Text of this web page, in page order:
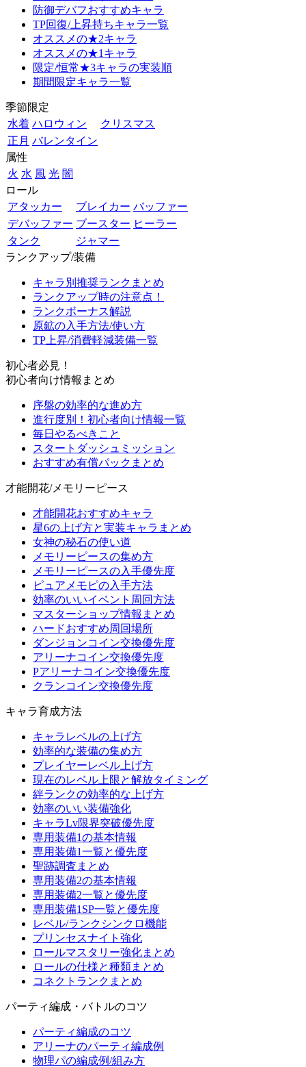
防御デバフおすすめキャラ
TP回復/上昇持ちキャラ一覧
オススメの★2キャラ
オススメの★1キャラ
限定/恒常★3キャラの実装順
期間限定キャラ一覧
季節限定
水着 ハロウィン
クリスマス
正月 バレンタイン
属性
火 水 風 光 闇
ロール
アタッカー
ブレイカー バッファー
デバッファー ブースター ヒーラー
タンク
ジャマー
ランクアップ/装備
キャラ別推奨ランクまとめ
ランクアップ時の注意点！
ランクボーナス解説
原鉱の入手方法/使い方
TP上昇/消費軽減装備一覧
初心者必見！
初心者向け情報まとめ
序盤の効率的な進め方
進行度別！初心者向け情報一覧
毎日やるべきこと
スタートダッシュミッション
おすすめ有償パックまとめ
才能開花/メモリーピース
才能開花おすすめキャラ
星6の上げ方と実装キャラまとめ
女神の秘石の使い道
メモリーピースの集め方
メモリーピースの入手優先度
ピュアメモピの入手方法
効率のいいイベント周回方法
マスターショップ情報まとめ
ハードおすすめ周回場所
ダンジョンコイン交換優先度
アリーナコイン交換優先度
Pアリーナコイン交換優先度
クランコイン交換優先度
キャラ育成方法
キャラレベルの上げ方
効率的な装備の集め方
プレイヤーレベル上げ方
現在のレベル上限と解放タイミング
絆ランクの効率的な上げ方
効率のいい装備強化
キャラLv限界突破優先度
専用装備1の基本情報
専用装備1一覧と優先度
聖跡調査まとめ
専用装備2の基本情報
専用装備2一覧と優先度
専用装備1SP一覧と優先度
レベル/ランクシンクロ機能
プリンセスナイト強化
ロールマスタリー強化まとめ
ロールの仕様と種類まとめ
コネクトランクまとめ
パーティ編成・バトルのコツ
パーティ編成のコツ
アリーナのパーティ編成例
物理パの編成例/組み方